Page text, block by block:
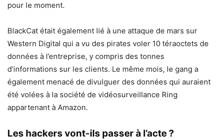
pour le moment.
BlackCat était également lié à une attaque de mars sur
Western Digital qui a vu des pirates voler 10 téraoctets de
données à l’entreprise, y compris des tonnes
d’informations sur les clients. Le même mois, le gang a
également menacé de divulguer des données qui auraient
été volées à la société de vidéosurveillance Ring
appartenant à Amazon.
Les hackers vont-ils passer à l’acte ?